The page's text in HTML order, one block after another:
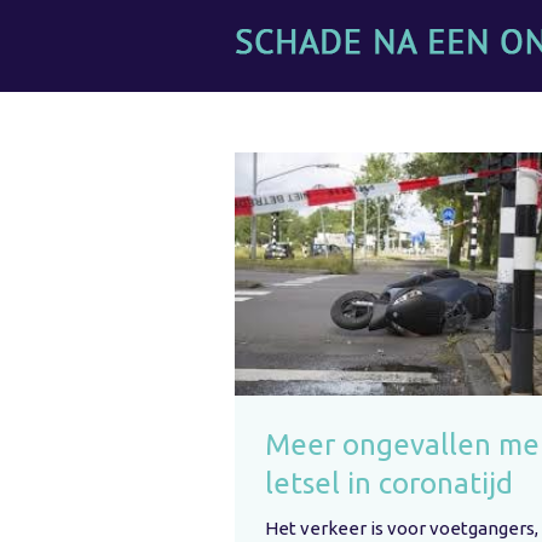
Meer ongevallen
letsel in coronatijd
Het verkeer is voor voetgangers,